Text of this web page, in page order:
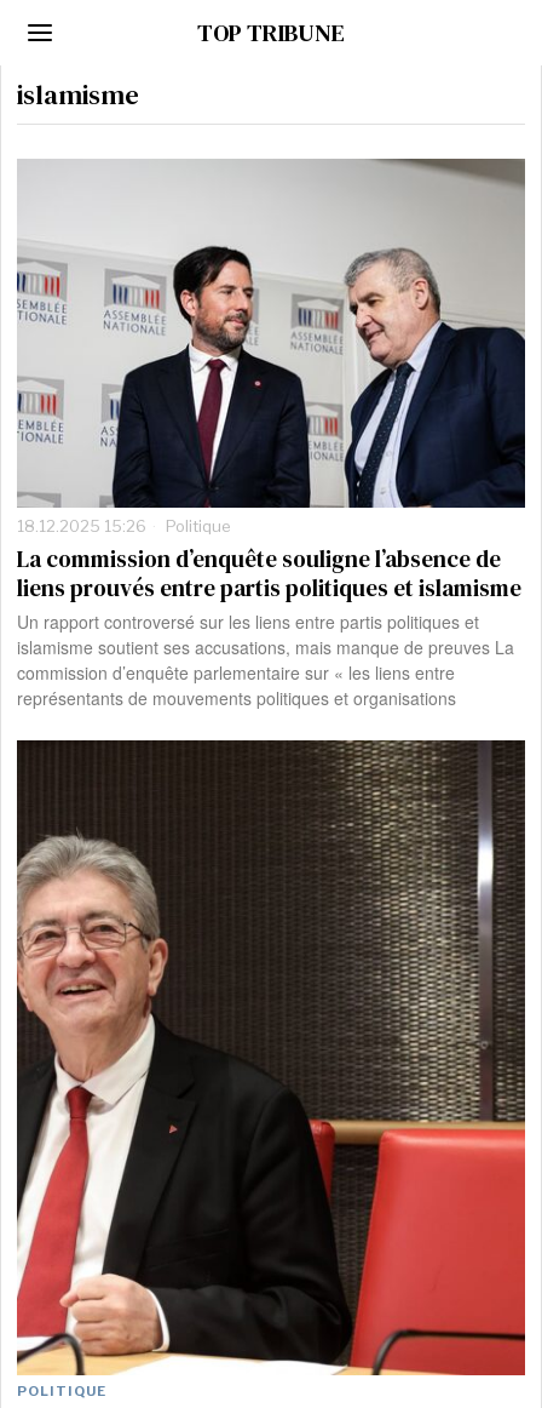
TOP TRIBUNE
islamisme
18.12.2025 15:26 Politique
La commission d’enquête souligne l’absence de
liens prouvés entre partis politiques et islamisme
Un rapport controversé sur les liens entre partis politiques et
islamisme soutient ses accusations, mais manque de preuves La
commission d’enquête parlementaire sur « les liens entre
représentants de mouvements politiques et organisations
POLITIQUE